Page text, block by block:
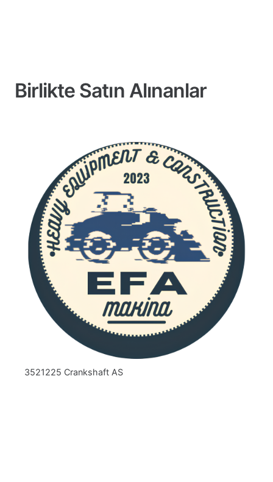
Birlikte Satın Alınanlar
3521225 Crankshaft AS